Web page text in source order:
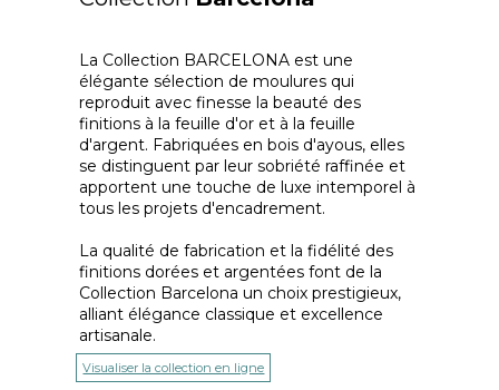
La Collection BARCELONA est une
élégante sélection de moulures qui
reproduit avec finesse la beauté des
finitions à la feuille d'or et à la feuille
d'argent. Fabriquées en bois d'ayous, elles
se distinguent par leur sobriété raffinée et
apportent une touche de luxe intemporel à
tous les projets d'encadrement.
La qualité de fabrication et la fidélité des
finitions dorées et argentées font de la
Collection Barcelona un choix prestigieux,
alliant élégance classique et excellence
artisanale.
Visualiser la collection en ligne